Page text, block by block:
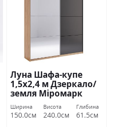
Луна Шафа-купе
1,5х2,4 м Дзеркало/
земля Міромарк
Міромарк
Ширина
150.0см
Висота
240.0см
Глибина
61.5см